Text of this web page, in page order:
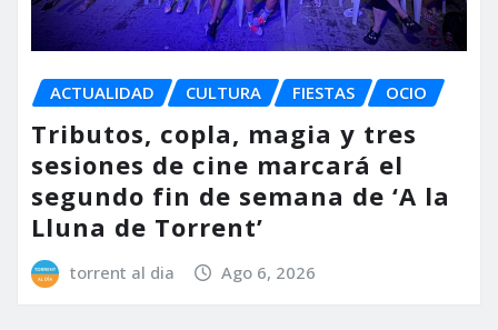
ACTUALIDAD CULTURA FIESTAS OCIO
Tributos, copla, magia y tres
sesiones de cine marcará el
segundo fin de semana de ‘A la
Lluna de Torrent’
torrent al dia Ago 6, 2026